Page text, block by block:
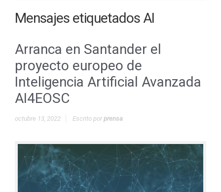
Mensajes etiquetados AI
Arranca en Santander el
proyecto europeo de
Inteligencia Artificial Avanzada
AI4EOSC
octubre 13, 2022 Escrito porprensa